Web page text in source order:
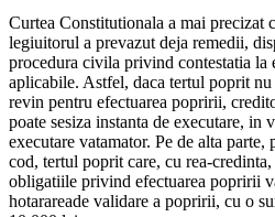
Curtea Constitutionala a mai precizat
legiuitorul a prevazut deja remedii,
procedura civila privind contestatia la
aplicabile. Astfel, daca tertul poprit
revin pentru efectuarea popririi,
poate sesiza instanta de executare, in
executare vatamator. Pe de alta
cod, tertul poprit care, cu rea-
obligatiile privind efectuarea popririi
hotarareade validare a popririi, cu o